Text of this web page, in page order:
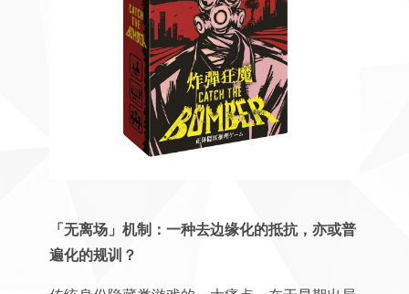
「无离场」机制：一种去边缘化的抵抗，亦或普
遍化的规训？